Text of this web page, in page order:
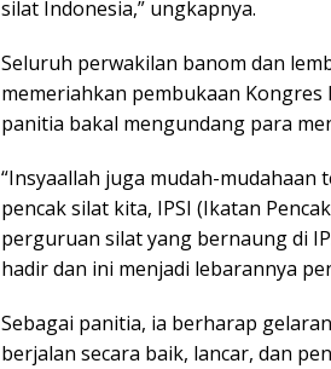
silat Indonesia,” ungkapnya.
Seluruh perwakilan banom dan
memeriahkan pembukaan
panitia bakal mengundang para
“Insyaallah juga mudah-
pencak silat kita, IPSI (Ikatan
perguruan silat yang bernaung di
hadir dan ini menjadi lebarannya
Sebagai panitia, ia berharap
berjalan secara baik, lancar, dan